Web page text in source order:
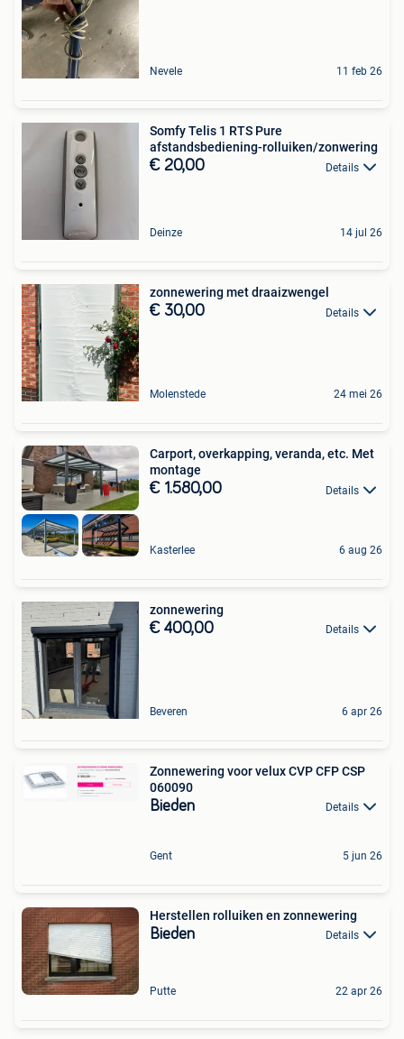
Nevele 11 feb 26
Somfy Telis 1 RTS Pure
afstandsbediening-rolluiken/zonwering
€ 20,00 Details
Deinze 14 jul 26
zonnewering met draaizwengel
€ 30,00 Details
Molenstede 24 mei 26
Carport, overkapping, veranda, etc. Met
montage
€ 1.580,00 Details
Kasterlee 6 aug 26
zonnewering
€ 400,00 Details
Beveren 6 apr 26
Zonnewering voor velux CVP CFP CSP
060090
Bieden Details
Gent 5 jun 26
Herstellen rolluiken en zonnewering
Bieden Details
Putte 22 apr 26